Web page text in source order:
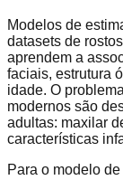
Modelos de
datasets de
aprendem a
faciais, estrutura
idade. O
modernos são
adultas: maxilar
características
Para o modelo